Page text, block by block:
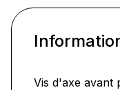
Vis d'axe avant